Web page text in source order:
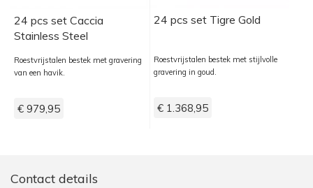
24 pcs set Caccia
Stainless Steel
Roestvrijstalen bestek met gravering
van een havik.
€ 979,95
24 pcs set Tigre Gold
Roestvrijstalen bestek met stijlvolle
gravering in goud.
€ 1.368,95
Contact details